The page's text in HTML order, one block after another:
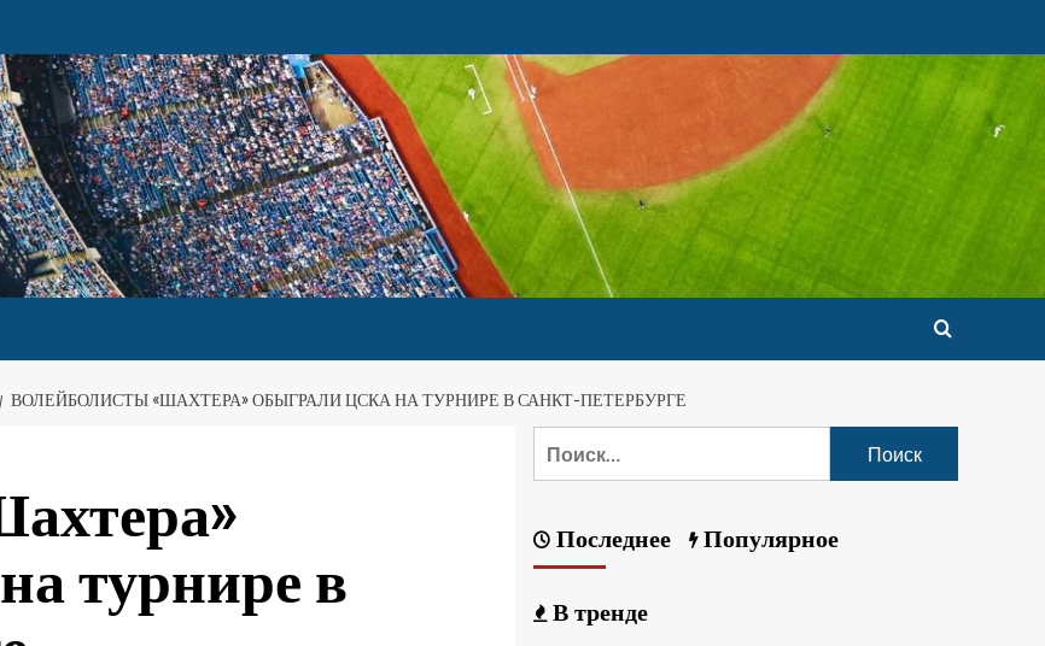
ВОЛЕЙБОЛИСТЫ «ШАХТЕРА» ОБЫГРАЛИ ЦСКА НА ТУРНИРЕ В САНКТ-ПЕТЕРБУРГЕ
турнире в
Последнее Популярное
В тренде